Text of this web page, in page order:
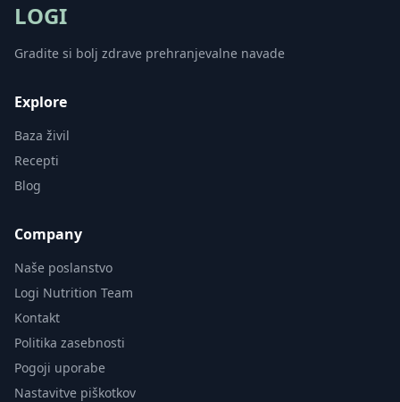
LOGI
Gradite si bolj zdrave prehranjevalne navade
Explore
Baza živil
Recepti
Blog
Company
Naše poslanstvo
Logi Nutrition Team
Kontakt
Politika zasebnosti
Pogoji uporabe
Nastavitve piškotkov